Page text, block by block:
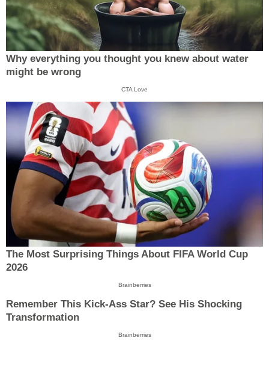
Why everything you thought you knew about water
might be wrong
CTA Love
The Most Surprising Things About FIFA World Cup
2026
Brainberries
Remember This Kick-Ass Star? See His Shocking
Transformation
Brainberries